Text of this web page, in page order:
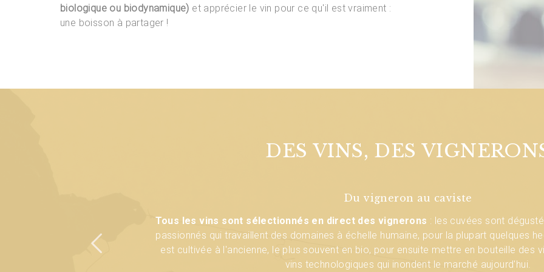
biologique ou biodynamique) et apprécier le vin pour ce qu'il est vraiment :
une boisson à partager !
DES VINS, DES
Un raisin parfait
La qualité du raisin doit être parfaite pour ce type de vin : la quasi-totalité des cuvées
vendanges triées à la main.
Respect du terroir, respect du raisin : les vins qui en découlent sont plus authentiques,
DES VINS, DES
Du vigneron au caviste
Tous les vins sont sélectionnés en direct des vignerons : les cuvées sont
passionnés qui travaillent des domaines à échelle humaine, pour la plupart quelques
est cultivée à l'ancienne, le plus souvent en bio, pour ensuite mettre en bouteille des
vins technologiques qui inondent le marché aujourd'hui.
DES VINS, DES
Des vins sincères
La plupart des vins sélectionnés sont issus d'une production naturelle de la vigne à la
des vignes, vinification sous la seule action des levures indigènes pour préserver la
terroir, élevage avec peu ou pas d'adjonction d'anti-oxydant (sulfites) afin de ne pas
tout en conciliant plaisir et santé.